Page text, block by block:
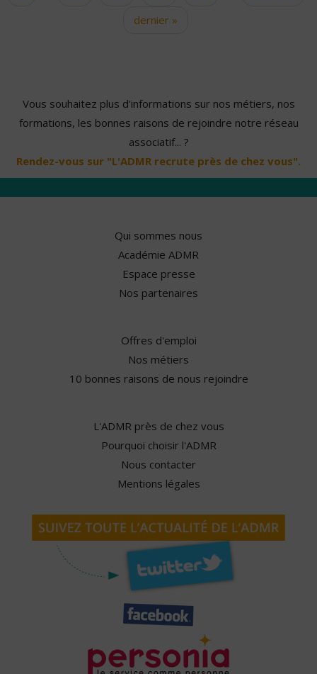
dernier »
Vous souhaitez plus d'informations sur nos métiers, nos
formations, les bonnes raisons de rejoindre notre réseau
associatif... ?
Rendez-vous sur "L'ADMR recrute près de chez vous".
Qui sommes nous
Académie ADMR
Espace presse
Nos partenaires
Offres d'emploi
Nos métiers
10 bonnes raisons de nous rejoindre
L'ADMR près de chez vous
Pourquoi choisir l'ADMR
Nous contacter
Mentions légales